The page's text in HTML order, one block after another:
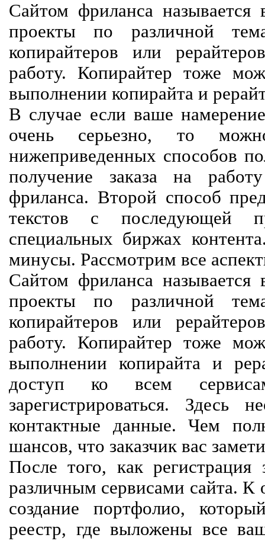
Сайтом фриланса называется
проекты по различной
копирайтеров или
работу. Копирайтер тоже
выполнении копирайта и
В случае если ваше
очень серьезно, то
нижеприведенных способов
получение заказа на
фриланса. Второй способ
текстов с последующей
специальных биржах
минусы. Рассмотрим все
Сайтом фриланса называется
проекты по различной
копирайтеров или
работу. Копирайтер тоже
выполнении копирайта и
доступ ко всем
зарегистрироваться. Здесь
контактные данные. Чем
шансов, что заказчик вас
После того, как регистрация
различным сервисами сайта. К
создание портфолио,
реестр, где выложены все